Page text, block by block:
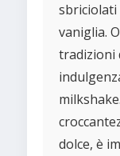
sbriciolati
vaniglia.
tradizioni
dolce, è